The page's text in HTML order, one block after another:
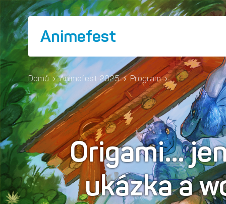
Animefest
Domů › Animefest 2025 › Program ›
Origami…
ukázka a